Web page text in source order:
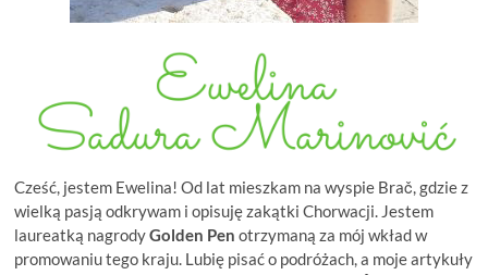
Cześć, jestem Ewelina! Od lat mieszkam na wyspie Brač, gdzie z
wielką pasją odkrywam i opisuję zakątki Chorwacji. Jestem
laureatką nagrodyGolden Penotrzymaną za mój wkład w
promowaniu tego kraju. Lubię pisać o podróżach, a moje artykuły